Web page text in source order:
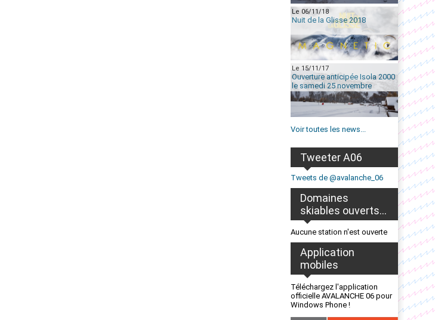
Le 06/11/18
Nuit de la Glisse 2018
Le 15/11/17
Ouverture anticipée Isola 2000
le samedi 25 novembre
Voir toutes les news...
Tweeter A06
Tweets de @avalanche_06
Domaines
skiables ouverts...
Aucune station n'est ouverte
Application
mobiles
Téléchargez l'application
officielle AVALANCHE 06 pour
Windows Phone !